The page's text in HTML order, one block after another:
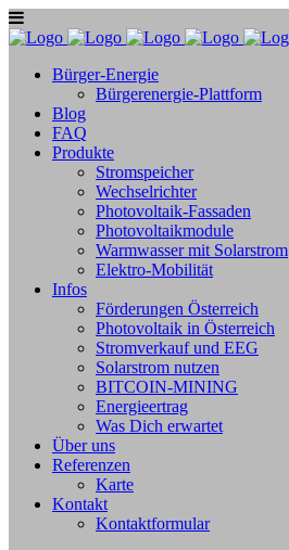
Bürger-Energie
Bürgerenergie-Plattform
Blog
FAQ
Produkte
Stromspeicher
Wechselrichter
Photovoltaik-Fassaden
Photovoltaikmodule
Warmwasser mit Solarstrom
Elektro-Mobilität
Infos
Förderungen Österreich
Photovoltaik in Österreich
Stromverkauf und EEG
Solarstrom nutzen
BITCOIN-MINING
Energieertrag
Was Dich erwartet
Über uns
Referenzen
Karte
Kontakt
Kontaktformular